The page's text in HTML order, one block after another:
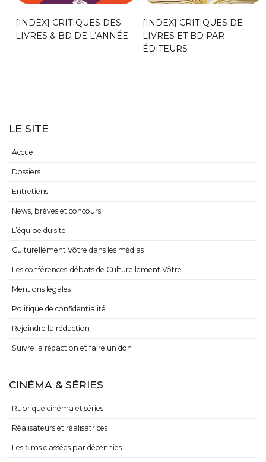
[INDEX] CRITIQUES DES
LIVRES & BD DE L’ANNÉE
[INDEX] CRITIQUES DE
LIVRES ET BD PAR
ÉDITEURS
LE SITE
Accueil
Dossiers
Entretiens
News, brèves et concours
L’équipe du site
Culturellement Vôtre dans les médias
Les conférences-débats de Culturellement Vôtre
Mentions légales
Politique de confidentialité
Rejoindre la rédaction
Suivre la rédaction et faire un don
CINÉMA & SÉRIES
Rubrique cinéma et séries
Réalisateurs et réalisatrices
Les films classées par décennies